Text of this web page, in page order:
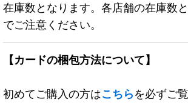
在庫数となります。各店舗の在庫数
でご注意ください。
【カードの梱包方法について】
初めてご購入の方はこちらを必ずご